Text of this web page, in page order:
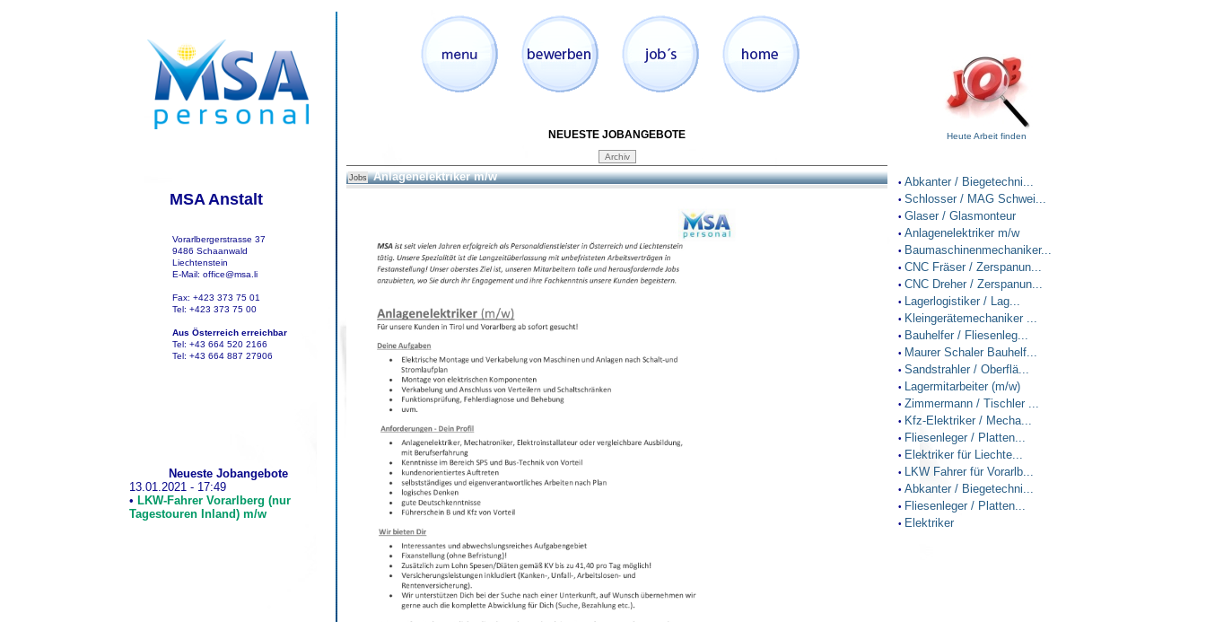
MSA Anstalt
Vorarlbergerstrasse 37
9486 Schaanwald
Liechtenstein
E-Mail: office@msa.li
Fax: +423 373 75 01
Tel: +423 373 75 00
Aus Österreich erreichbar
Tel: +43 664 520 2166
Tel: +43 664 887 27906
Neueste Jobangebote
13.01.2021 - 17:49
• LKW-Fahrer Vorarlberg (nur
Tagestouren Inland) m/w
NEUESTE JOBANGEBOTE
Jobs Anlagenelektriker m/w
Heute Arbeit finden
• Abkanter / Biegetechni...
• Schlosser / MAG Schwei...
• Glaser / Glasmonteur
• Anlagenelektriker m/w
• Baumaschinenmechaniker...
• CNC Fräser / Zerspanun...
• CNC Dreher / Zerspanun...
• Lagerlogistiker / Lag...
• Kleingerätemechaniker ...
• Bauhelfer / Fliesenleg...
• Maurer Schaler Bauhelf...
• Sandstrahler / Oberflä...
• Lagermitarbeiter (m/w)
• Zimmermann / Tischler ...
• Kfz-Elektriker / Mecha...
• Fliesenleger / Platten...
• Elektriker für Liechte...
• LKW Fahrer für Vorarlb...
• Abkanter / Biegetechni...
• Fliesenleger / Platten...
• Elektriker